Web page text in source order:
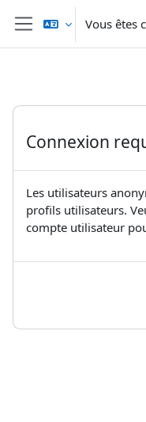
Passer au contenu principal
Panneau latéral
Vous êtes
Connexion
Les utilisateurs
profils utilisateurs.
compte utilisateur